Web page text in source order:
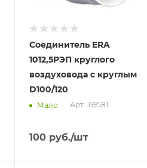
Соединитель ERA
1012,5РЭП круглого
воздуховода с круглым
D100/120
Мало Арт.: 69581
100руб./шт